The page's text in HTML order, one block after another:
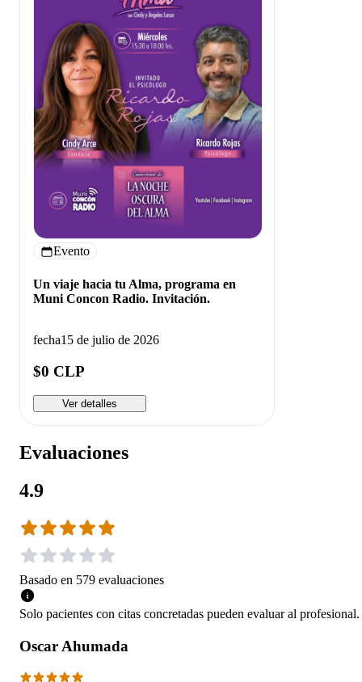
Evento
Un viaje hacia tu Alma, programa en
Muni Concon Radio. Invitación.
fecha15 de julio de 2026
$0 CLP
Ver detalles
Evaluaciones
4.9
Basado en 579 evaluaciones
Solo pacientes con citas concretadas pueden evaluar al profesional.
Oscar Ahumada